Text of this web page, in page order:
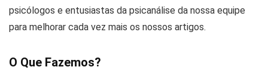
psicólogos e entusiastas da psicanálise da nossa equipe
para melhorar cada vez mais os nossos artigos.
O Que Fazemos?